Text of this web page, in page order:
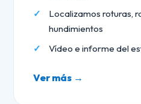
Localizamos roturas,
hundimientos
Vídeo e informe del
Ver más →